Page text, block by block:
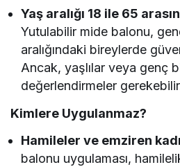
Yaş aralığı 18 ile 65
Yutulabilir mide balonu,
aralığındaki bireylerde
Ancak, yaşlılar veya genç
değerlendirmeler
Kimlere Uygulanmaz?
Hamileler ve emziren
balonu uygulaması,